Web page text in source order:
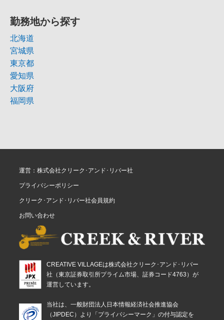
勤務地から探す
北海道
宮城県
東京都
愛知県
大阪府
福岡県
運営：株式会社クリーク･アンド･リバー社
プライバシーポリシー
クリーク･アンド･リバー社会員規約
お問い合わせ
CREATIVE VILLAGEは株式会社クリーク･アンド･リバー
社（東京証券取引所プライム市場、証券コード4763）が
運営しています。
当社は、一般財団法人日本情報経済社会推進協会
（JIPDEC）より「プライバシーマーク」の付与認定を